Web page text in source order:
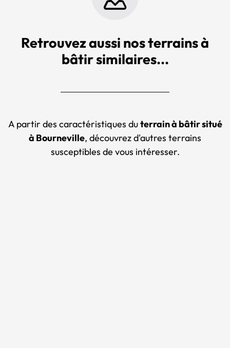
Retrouvez aussi nos terrains à
bâtir similaires...
A partir des caractéristiques duterrain à bâtir situé
à Bourneville, découvrez d'autres terrains
susceptibles de vous intéresser.